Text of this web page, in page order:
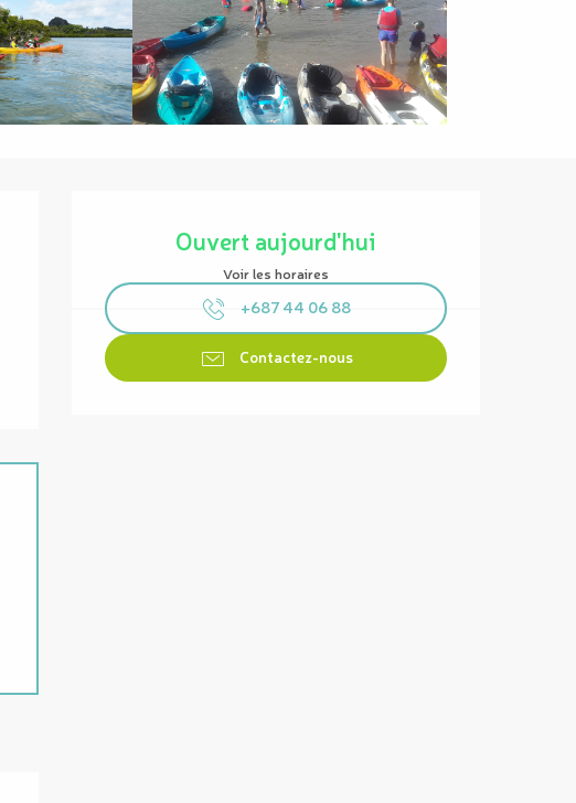
Ouvert aujourd'hui
Voir les horaires
+687 44 06 88
Contactez-nous